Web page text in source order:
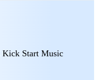
Kick Start Music